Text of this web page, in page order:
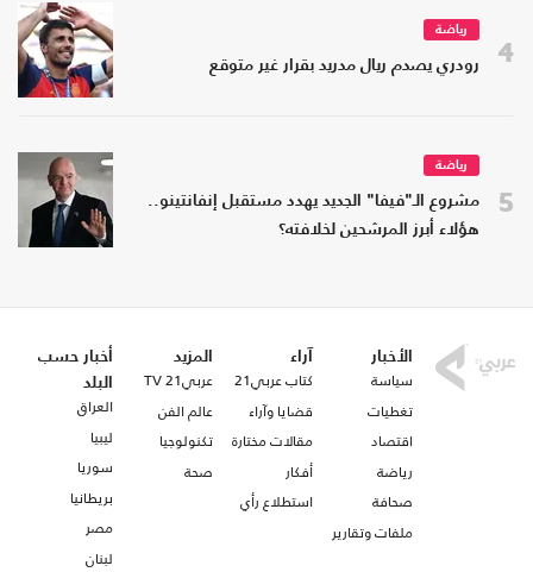
4
رياضة
رودري يصدم ريال مدريد بقرار غير متوقع
5
رياضة
مشروع الـ"فيفا" الجديد يهدد مستقبل إنفانتينو..
هؤلاء أبرز المرشحين لخلافته؟
الأخبار
سياسة
تغطيات
اقتصاد
رياضة
صحافة
ملفات وتقارير
آراء
كتاب عربي21
قضايا وآراء
مقالات مختارة
أفكار
استطلاع رأي
المزيد
عربي21 TV
عالم الفن
تكنولوجيا
صحة
أخبار حسب
البلد
العراق
ليبيا
سوريا
بريطانيا
مصر
لبنان